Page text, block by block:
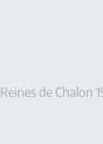
Reines de Chalon